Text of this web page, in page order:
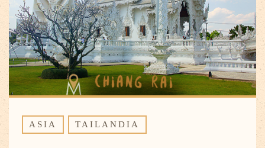
ASIA TAILANDIA